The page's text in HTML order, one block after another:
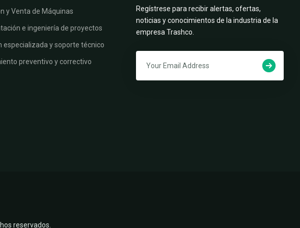
y Venta de Máquinas
e ingeniería de proyectos
especializada y soporte técnico
preventivo y correctivo
Regístrese para recibir alertas, ofertas,
noticias y conocimientos de la industria de la
empresa Trashco.
reservados.